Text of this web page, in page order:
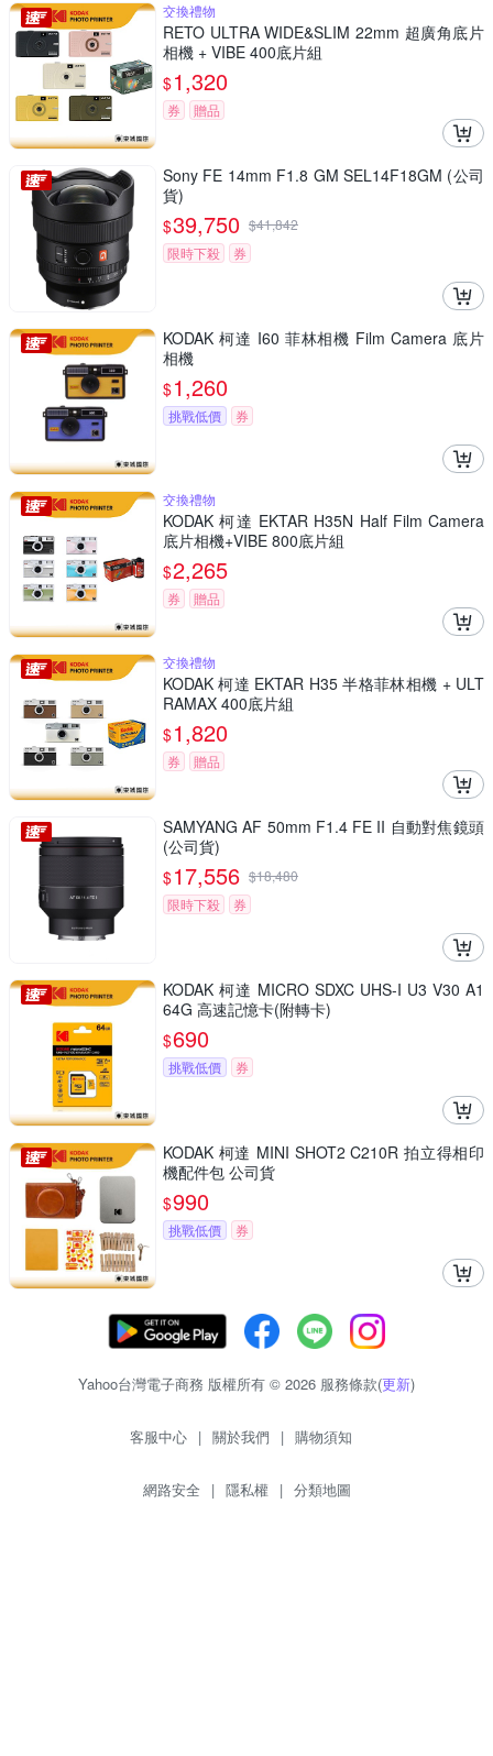
交換禮物
RETO ULTRA WIDE&SLIM 22mm 超廣角底片
相機 + VIBE 400底片組
$1,320
券 贈品
Sony FE 14mm F1.8 GM SEL14F18GM (公司
貨)
$39,750 $41,842
限時下殺
券
KODAK 柯達 I60 菲林相機 Film Camera 底片
相機
$1,260
挑戰低價 券
交換禮物
KODAK 柯達 EKTAR H35N Half Film Camera
底片相機+VIBE 800底片組
$2,265
券 贈品
交換禮物
KODAK 柯達 EKTAR H35 半格菲林相機 + ULT
RAMAX 400底片組
$1,820
券 贈品
SAMYANG AF 50mm F1.4 FE II 自動對焦鏡頭
(公司貨)
$17,556 $18,480
限時下殺
券
KODAK 柯達 MICRO SDXC UHS-I U3 V30 A1
64G 高速記憶卡(附轉卡)
$690
挑戰低價 券
KODAK 柯達 MINI SHOT2 C210R 拍立得相印
機配件包 公司貨
$990
挑戰低價 券
Yahoo台灣電子商務 版權所有 © 2026 服務條款(更新)
客服中心 | 關於我們 | 購物須知
網路安全 | 隱私權 | 分類地圖